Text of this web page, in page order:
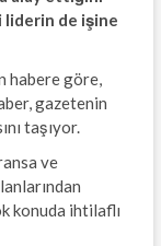
liderin de işine
habere göre,
gazetenin
taşıyor.
ve
konuda ihtilaflı